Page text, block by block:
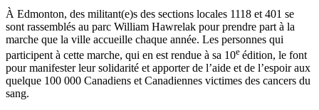
À Edmonton, des militant(e)s des sections locales 1118 et 401 se
sont rassemblés au parc William Hawrelak pour prendre part à la
marche que la ville accueille chaque année. Les personnes qui
participent à cette marche, qui en est rendue à sa 10e édition, le font
pour manifester leur solidarité et apporter de l’aide et de l’espoir aux
quelque 100 000 Canadiens et Canadiennes victimes des cancers du
sang.